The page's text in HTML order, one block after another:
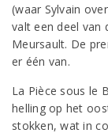
(waar Sylvain
valt een deel van
Meursault. De
er één van.
La Pièce sous le
helling op het
stokken, wat in